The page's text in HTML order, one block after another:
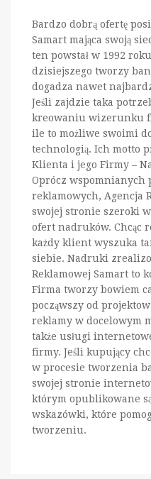
Bardzo dobrą ofertę
Samart mająca swoją
ten powstał w 1992
dzisiejszego tworzy
dogadza nawet
Jeśli zajdzie taka
kreowaniu wizerunku
ile to możliwe swoimi
technologią. Ich motto
Klienta i jego Firmy –
Oprócz wspomnianych
reklamowych, Agencja
swojej stronie szeroki
ofert nadruków. Chcąc
każdy klient wyszuka
siebie. Nadruki
Reklamowej Samart to
Firma tworzy bowiem
począwszy od
reklamy w docelowym
także usługi
firmy. Jeśli kupujący
w procesie tworzenia
swojej stronie
którym opublikowane
wskazówki, które
tworzeniu.